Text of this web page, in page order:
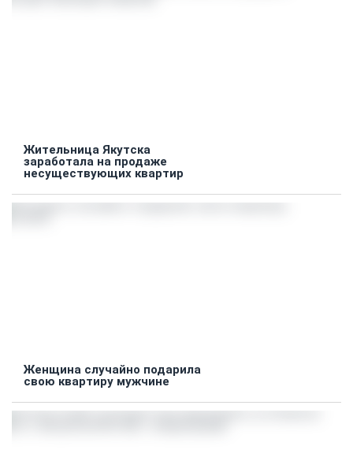
Жительница Якутска
заработала на продаже
несуществующих квартир
Женщина случайно подарила
свою квартиру мужчине